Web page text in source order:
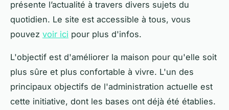
présente l’actualité à travers divers sujets du
quotidien. Le site est accessible à tous, vous
pouvez voir ici pour plus d'infos.
L'objectif est d'améliorer la maison pour qu'elle soit
plus sûre et plus confortable à vivre. L'un des
principaux objectifs de l'administration actuelle est
cette initiative, dont les bases ont déjà été établies.